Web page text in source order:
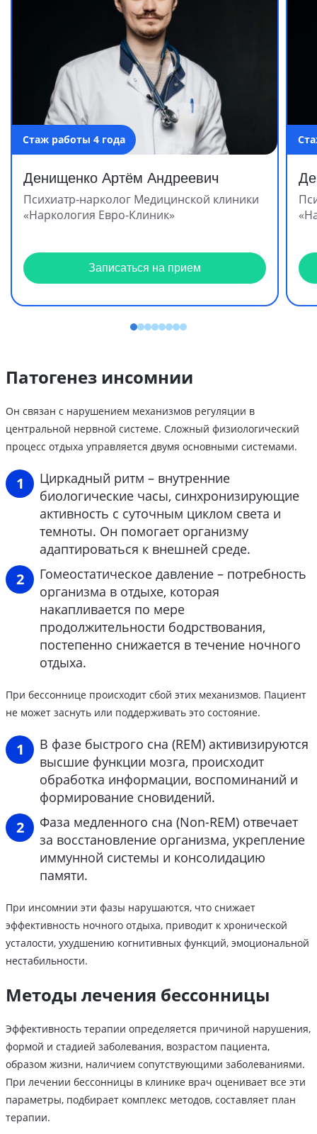
Стаж работы 4 года
Денищенко Артём Андреевич
Психиатр-нарколог Медицинской клиники
«Наркология Евро-Клиник»
Записаться на прием
Патогенез инсомнии
Он связан с нарушением механизмов регуляции в
центральной нервной системе. Сложный физиологический
процесс отдыха управляется двумя основными системами.
Циркадный ритм – внутренние
биологические часы, синхронизирующие
активность с суточным циклом света и
темноты. Он помогает организму
адаптироваться к внешней среде.
Гомеостатическое давление – потребность
организма в отдыхе, которая
накапливается по мере
продолжительности бодрствования,
постепенно снижается в течение ночного
отдыха.
При бессоннице происходит сбой этих механизмов. Пациент
не может заснуть или поддерживать это состояние.
В фазе быстрого сна (REM) активизируются
высшие функции мозга, происходит
обработка информации, воспоминаний и
формирование сновидений.
Фаза медленного сна (Non-REM) отвечает
за восстановление организма, укрепление
иммунной системы и консолидацию
памяти.
При инсомнии эти фазы нарушаются, что снижает
эффективность ночного отдыха, приводит к хронической
усталости, ухудшению когнитивных функций, эмоциональной
нестабильности.
Методы лечения бессонницы
Эффективность терапии определяется причиной нарушения,
формой и стадией заболевания, возрастом пациента,
образом жизни, наличием сопутствующими заболеваниями.
При лечении бессонницы в клинике врач оценивает все эти
параметры, подбирает комплекс методов, составляет план
терапии.